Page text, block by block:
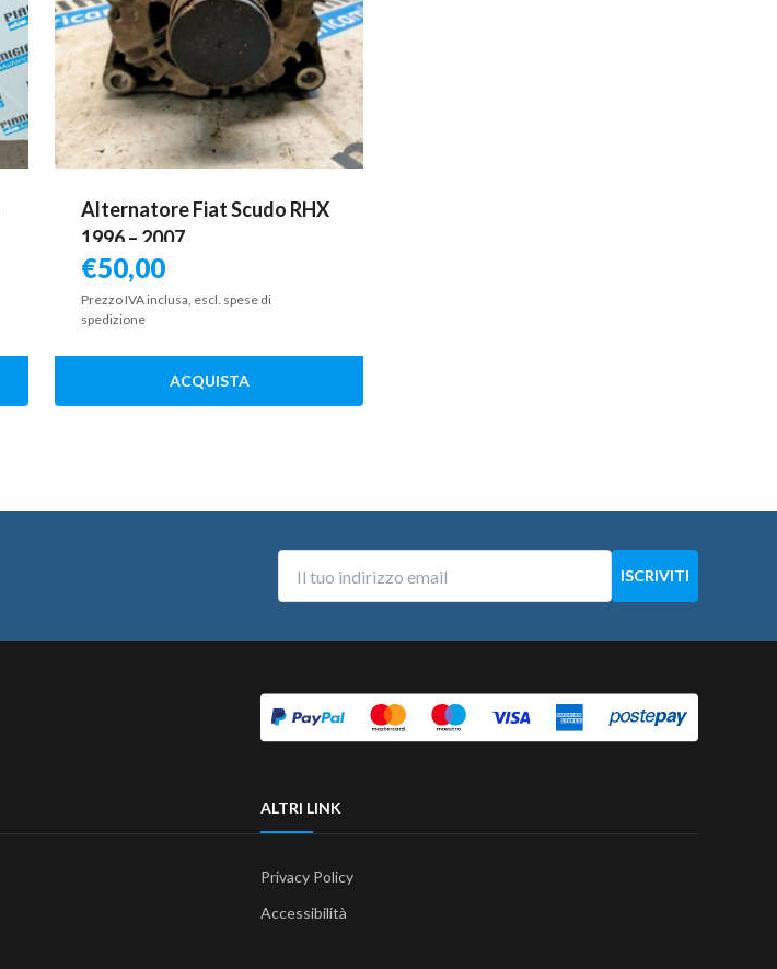
Alternatore Fiat Scudo RHX
1996 – 2007
€50,00
Prezzo IVA inclusa, escl. spese di
spedizione
ACQUISTA
ALTRI LINK
Privacy Policy
Accessibilità